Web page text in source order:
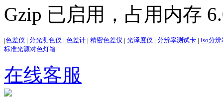
Gzip 已启用，占用内存
|色差仪 | 分光测色仪 | 色差计 | 精密色差仪 | 光泽度仪 | 分辨率测试卡 | iso分
标准光源对色灯箱 |
在线客服